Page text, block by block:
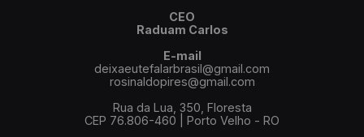
CEO
Raduam Carlos
E-mail
deixaeutefalarbrasil@gmail.com
rosinaldopires@gmail.com
Rua da Lua, 350, Floresta
CEP 76.806-460 | Porto Velho - RO